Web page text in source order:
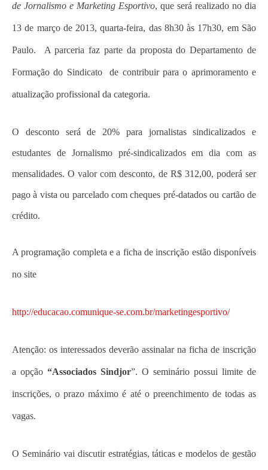
de Jornalismo e Marketing Esportivo, que será realizado no dia
13 de março de 2013, quarta-feira, das 8h30 às 17h30, em São
Paulo. A parceria faz parte da proposta do Departamento de
Formação do Sindicato de contribuir para o aprimoramento e
atualização profissional da categoria.
O desconto será de 20% para jornalistas sindicalizados e
estudantes de Jornalismo pré-sindicalizados em dia com as
mensalidades. O valor com desconto, de R$ 312,00, poderá ser
pago à vista ou parcelado com cheques pré-datados ou cartão de
crédito.
A programação completa e a ficha de inscrição estão disponíveis
no site
http://educacao.comunique-se.com.br/marketingesportivo/
Atenção: os interessados deverão assinalar na ficha de inscrição
a opção “Associados Sindjor”. O seminário possui limite de
inscrições, o prazo máximo é até o preenchimento de todas as
vagas.
O Seminário vai discutir estratégias, táticas e modelos de gestão